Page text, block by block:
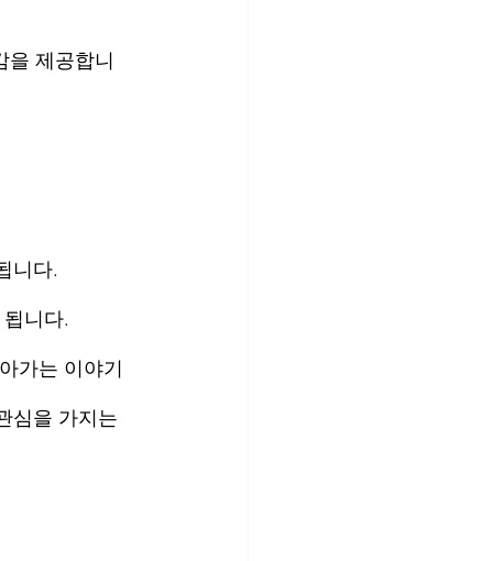
을 제공합니
니다.
니다.
가는 이야기
심을 가지는